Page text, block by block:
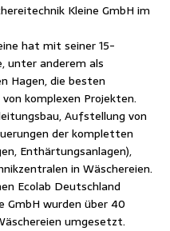
Kleine GmbH im
hat mit seiner 15-
unter anderem als
Hagen, die besten
komplexen Projekten.
Aufstellung von
der kompletten
Enthärtungsanlagen),
in Wäschereien.
Ecolab Deutschland
GmbH wurden über 40
umgesetzt.